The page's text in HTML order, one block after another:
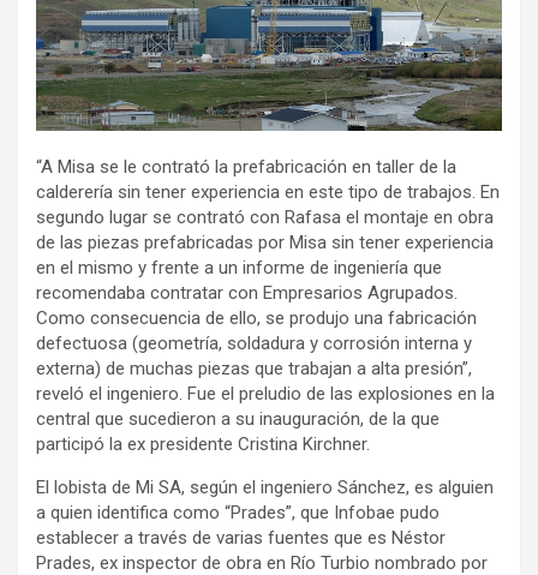
“A Misa se le contrató la prefabricación en taller de la
calderería sin tener experiencia en este tipo de trabajos. En
segundo lugar se contrató con Rafasa el montaje en obra
de las piezas prefabricadas por Misa sin tener experiencia
en el mismo y frente a un informe de ingeniería que
recomendaba contratar con Empresarios Agrupados.
Como consecuencia de ello, se produjo una fabricación
defectuosa (geometría, soldadura y corrosión interna y
externa) de muchas piezas que trabajan a alta presión”,
reveló el ingeniero. Fue el preludio de las explosiones en la
central que sucedieron a su inauguración, de la que
participó la ex presidente Cristina Kirchner.
El lobista de Mi SA, según el ingeniero Sánchez, es alguien
a quien identifica como “Prades”, que Infobae pudo
establecer a través de varias fuentes que es Néstor
Prades, ex inspector de obra en Río Turbio nombrado por